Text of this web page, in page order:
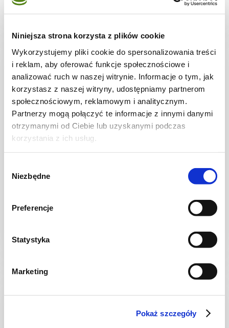
Niniejsza strona korzysta z plików cookie
Wykorzystujemy pliki cookie do spersonalizowania treści
i reklam, aby oferować funkcje społecznościowe i
analizować ruch w naszej witrynie. Informacje o tym, jak
korzystasz z naszej witryny, udostępniamy partnerom
społecznościowym, reklamowym i analitycznym.
Partnerzy mogą połączyć te informacje z innymi danymi
otrzymanymi od Ciebie lub uzyskanymi podczas
korzystania z ich usług.
zgody
Niezbędne
Preferencje
Statystyka
Marketing
Pokaż szczegóły
Fasolka szparagowa z pomidorami